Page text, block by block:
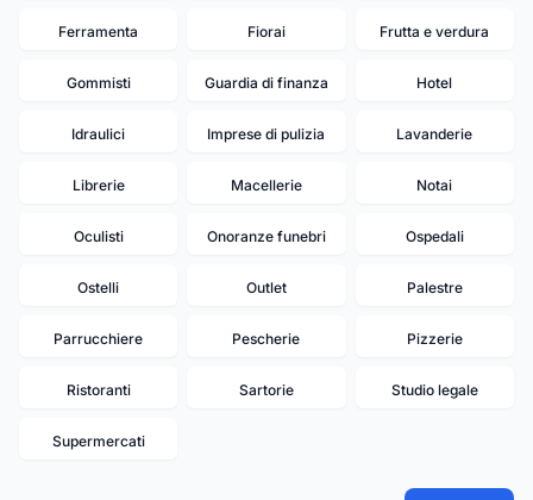
Ferramenta Fiorai Frutta e verdura
Gommisti Guardia di finanza Hotel
Idraulici Imprese di pulizia Lavanderie
Librerie Macellerie Notai
Oculisti Onoranze funebri Ospedali
Ostelli Outlet Palestre
Parrucchiere Pescherie Pizzerie
Ristoranti Sartorie Studio legale
Supermercati